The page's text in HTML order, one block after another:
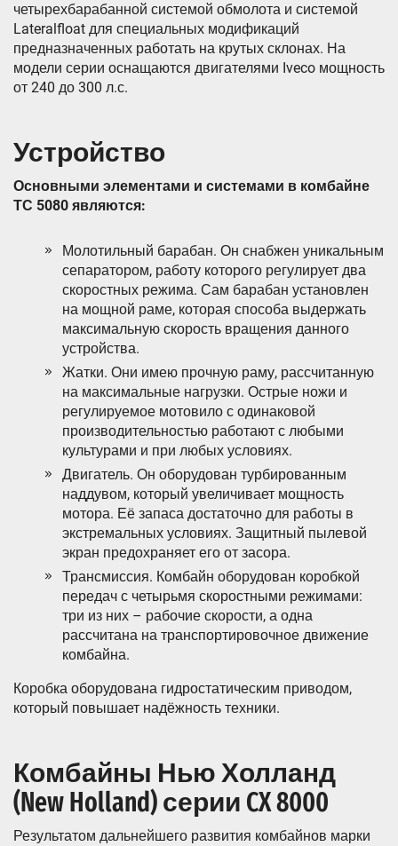
четырехбарабанной системой обмолота и системой
Lateralfloat для специальных модификаций
предназначенных работать на крутых склонах. На
модели серии оснащаются двигателями Iveco мощность
от 240 до 300 л.с.
Устройство
Основными элементами и системами в комбайне
ТС 5080 являются:
Молотильный барабан. Он снабжен уникальным
сепаратором, работу которого регулирует два
скоростных режима. Сам барабан установлен
на мощной раме, которая способа выдержать
максимальную скорость вращения данного
устройства.
Жатки. Они имею прочную раму, рассчитанную
на максимальные нагрузки. Острые ножи и
регулируемое мотовило с одинаковой
производительностью работают с любыми
культурами и при любых условиях.
Двигатель. Он оборудован турбированным
наддувом, который увеличивает мощность
мотора. Её запаса достаточно для работы в
экстремальных условиях. Защитный пылевой
экран предохраняет его от засора.
Трансмиссия. Комбайн оборудован коробкой
передач с четырьмя скоростными режимами:
три из них – рабочие скорости, а одна
рассчитана на транспортировочное движение
комбайна.
Коробка оборудована гидростатическим приводом,
который повышает надёжность техники.
Комбайны Нью Холланд
(New Holland) серии CX 8000
Результатом дальнейшего развития комбайнов марки